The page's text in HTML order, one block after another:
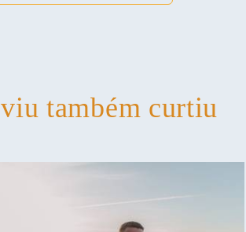
também curtiu